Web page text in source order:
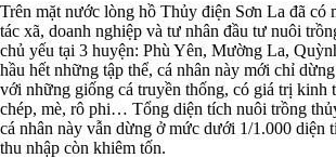
Trên mặt nước lòng hồ Thủy điện Sơn La đã có
tác xã, doanh nghiệp và tư nhân đầu tư nuôi
chủ yếu tại 3 huyện: Phù Yên, Mường La,
hầu hết những tập thể, cá nhân này mới chỉ
với những giống cá truyền thống, có giá trị kinh
chép, mè, rô phi… Tổng diện tích nuôi trồng
cá nhân này vẫn dừng ở mức dưới 1/1.000 diện
thu nhập còn khiêm tốn.